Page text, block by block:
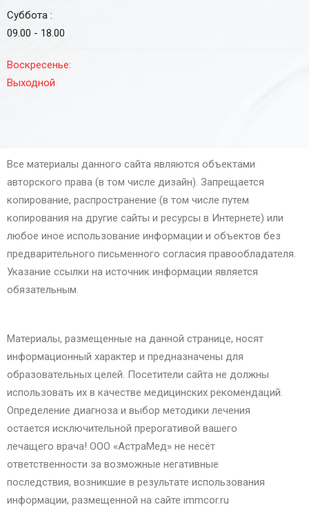
Суббота :
09.00 - 18.00
Воскресенье:
Выходной
Все материалы данного сайта являются объектами
авторского права (в том числе дизайн). Запрещается
копирование, распространение (в том числе путем
копирования на другие сайты и ресурсы в Интернете) или
любое иное использование информации и объектов без
предварительного письменного согласия правообладателя.
Указание ссылки на источник информации является
обязательным.
Материалы, размещенные на данной странице, носят
информационный характер и предназначены для
образовательных целей. Посетители сайта не должны
использовать их в качестве медицинских рекомендаций.
Определение диагноза и выбор методики лечения
остается исключительной прерогативой вашего
лечащего врача! ООО «АстраМед» не несёт
ответственности за возможные негативные
последствия, возникшие в результате использования
информации, размещенной на сайте immcor.ru